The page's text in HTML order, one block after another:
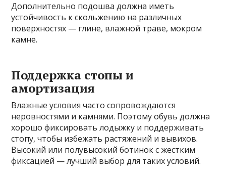
Дополнительно подошва должна иметь
устойчивость к скольжению на различных
поверхностях — глине, влажной траве, мокром
камне.
Поддержка стопы и
амортизация
Влажные условия часто сопровождаются
неровностями и камнями. Поэтому обувь должна
хорошо фиксировать лодыжку и поддерживать
стопу, чтобы избежать растяжений и вывихов.
Высокий или полувысокий ботинок с жестким
фиксацией — лучший выбор для таких условий.